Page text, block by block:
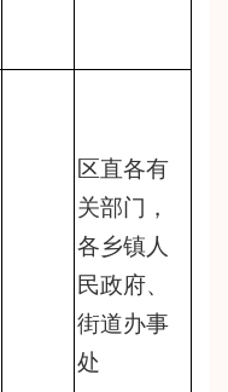
区直各有
关部门，
各乡镇人
民政府、
街道办事
处